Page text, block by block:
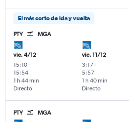
El más corto de ida y vuelta
PTY MGA
vie. 4/12
15:10-
15:54
Directo
1 h 44 min
vie. 11/12
3:17-
5:57
Directo
1 h 40 min
PTY MGA